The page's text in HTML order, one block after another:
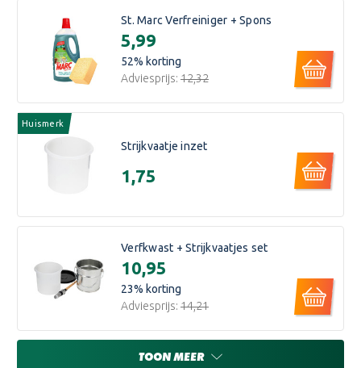
St. Marc Verfreiniger + Spons
€5,99
52% korting
Adviesprijs: €12,32
Huismerk
Strijkvaatje inzet
€1,75
Verfkwast + Strijkvaatjes set
€10,95
23% korting
Adviesprijs: €14,21
TOON MEER